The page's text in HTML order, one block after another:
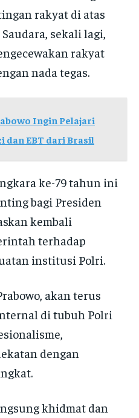
rakyat di atas
sekali lagi,
rakyat
nada tegas.
Ingin Pelajari
dan EBT dari Brasil
ke-79 tahun ini
bagi Presiden
kembali
terhadap
institusi Polri.
akan terus
di tubuh Polri
dengan
khidmat dan